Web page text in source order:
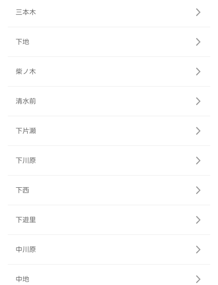
三本木
下地
柴ノ木
清水前
下片瀬
下川原
下西
下遊里
中川原
中地